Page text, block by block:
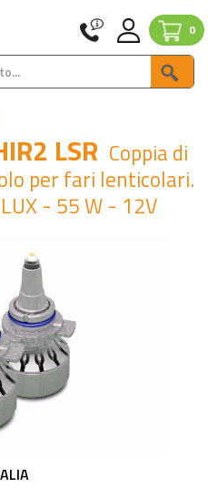
0
LSR Coppia di
per fari lenticolari.
- 55 W - 12V